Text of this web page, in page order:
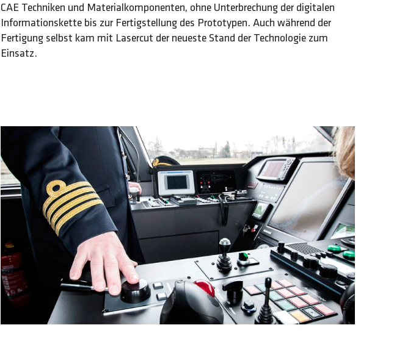
CAE Techniken und Materialkomponenten, ohne Unterbrechung der digitalen
Informationskette bis zur Fertigstellung des Prototypen. Auch während der
Fertigung selbst kam mit Lasercut der neueste Stand der Technologie zum
Einsatz.